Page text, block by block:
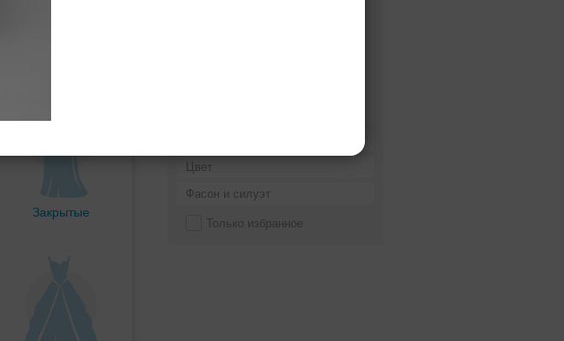
Цвет
Фасон и силуэт
Только избранное
Закрытые